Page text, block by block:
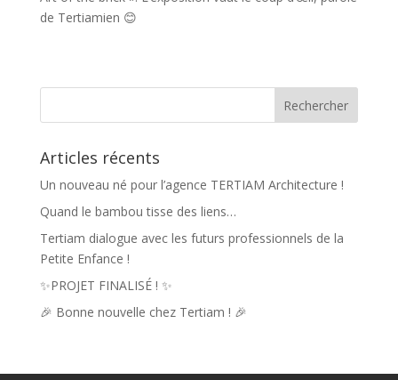
de Tertiamien 😊
Articles récents
Un nouveau né pour l’agence TERTIAM Architecture !
Quand le bambou tisse des liens…
Tertiam dialogue avec les futurs professionnels de la
Petite Enfance !
✨PROJET FINALISÉ ! ✨
🎉 Bonne nouvelle chez Tertiam ! 🎉